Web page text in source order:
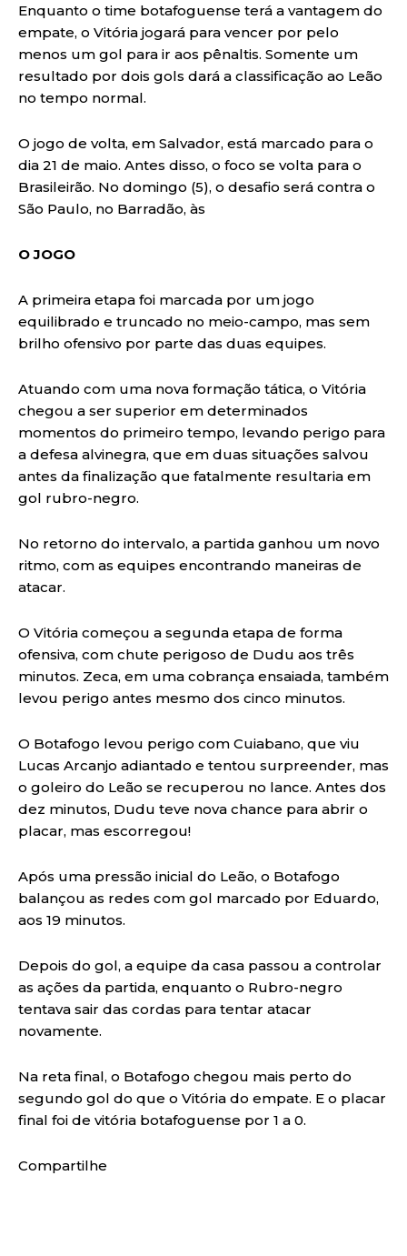
Enquanto o time botafoguense terá a vantagem do
empate, o Vitória jogará para vencer por pelo
menos um gol para ir aos pênaltis. Somente um
resultado por dois gols dará a classificação ao Leão
no tempo normal.
O jogo de volta, em Salvador, está marcado para o
dia 21 de maio. Antes disso, o foco se volta para o
Brasileirão. No domingo (5), o desafio será contra o
São Paulo, no Barradão, às
O JOGO
A primeira etapa foi marcada por um jogo
equilibrado e truncado no meio-campo, mas sem
brilho ofensivo por parte das duas equipes.
Atuando com uma nova formação tática, o Vitória
chegou a ser superior em determinados
momentos do primeiro tempo, levando perigo para
a defesa alvinegra, que em duas situações salvou
antes da finalização que fatalmente resultaria em
gol rubro-negro.
No retorno do intervalo, a partida ganhou um novo
ritmo, com as equipes encontrando maneiras de
atacar.
O Vitória começou a segunda etapa de forma
ofensiva, com chute perigoso de Dudu aos três
minutos. Zeca, em uma cobrança ensaiada, também
levou perigo antes mesmo dos cinco minutos.
O Botafogo levou perigo com Cuiabano, que viu
Lucas Arcanjo adiantado e tentou surpreender, mas
o goleiro do Leão se recuperou no lance. Antes dos
dez minutos, Dudu teve nova chance para abrir o
placar, mas escorregou!
Após uma pressão inicial do Leão, o Botafogo
balançou as redes com gol marcado por Eduardo,
aos 19 minutos.
Depois do gol, a equipe da casa passou a controlar
as ações da partida, enquanto o Rubro-negro
tentava sair das cordas para tentar atacar
novamente.
Na reta final, o Botafogo chegou mais perto do
segundo gol do que o Vitória do empate. E o placar
final foi de vitória botafoguense por 1 a 0.
Compartilhe